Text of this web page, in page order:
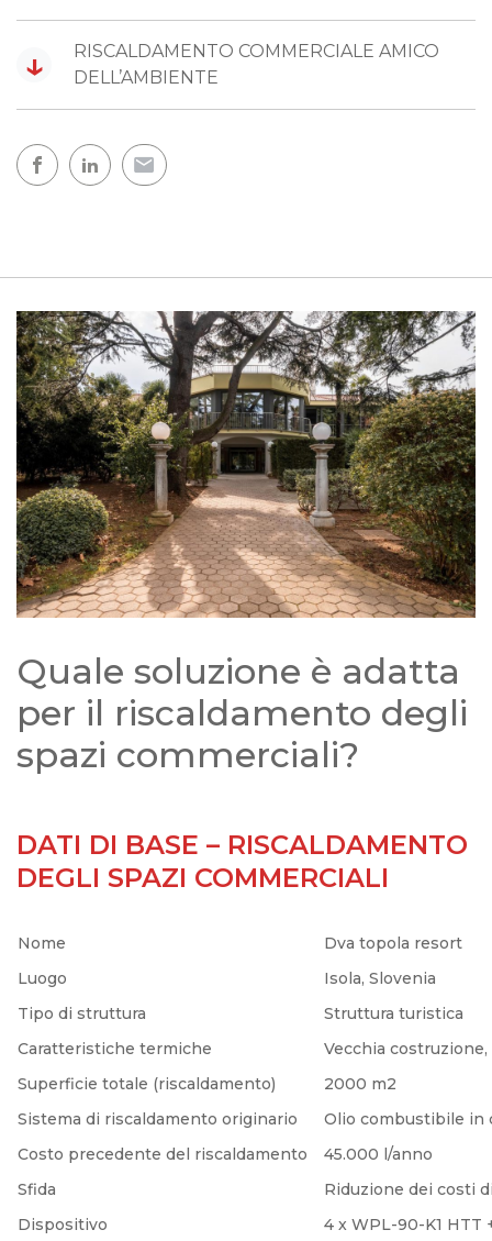
↓
RISCALDAMENTO COMMERCIALE AMICO
DELL’AMBIENTE
Quale soluzione è adatta
per il riscaldamento degli
spazi commerciali?
DATI DI BASE – RISCALDAMENTO
DEGLI SPAZI COMMERCIALI
Nome
Dva topola resort
Luogo
Isola, Slovenia
Tipo di struttura
Struttura turistica
Caratteristiche termiche
Vecchia
Superficie totale (riscaldamento)
2000 m2
Sistema di riscaldamento originario
Olio combustibile in
Costo precedente del riscaldamento
45.000 l/anno
Sfida
Riduzione dei costi
Dispositivo
4 x WPL-90-K1 HTT